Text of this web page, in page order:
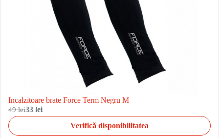
Incalzitoare brate Force Term Negru M
49 lei33 lei
Verifică disponibilitatea